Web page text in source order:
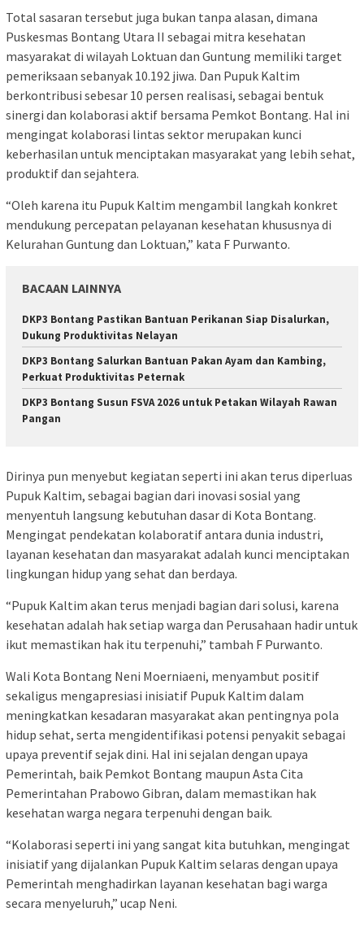
Total sasaran tersebut juga bukan tanpa alasan, dimana
Puskesmas Bontang Utara II sebagai mitra kesehatan
masyarakat di wilayah Loktuan dan Guntung memiliki target
pemeriksaan sebanyak 10.192 jiwa. Dan Pupuk Kaltim
berkontribusi sebesar 10 persen realisasi, sebagai bentuk
sinergi dan kolaborasi aktif bersama Pemkot Bontang. Hal ini
mengingat kolaborasi lintas sektor merupakan kunci
keberhasilan untuk menciptakan masyarakat yang lebih sehat,
produktif dan sejahtera.
“Oleh karena itu Pupuk Kaltim mengambil langkah konkret
mendukung percepatan pelayanan kesehatan khususnya di
Kelurahan Guntung dan Loktuan,” kata F Purwanto.
BACAAN LAINNYA
DKP3 Bontang Pastikan Bantuan Perikanan Siap Disalurkan,
Dukung Produktivitas Nelayan
DKP3 Bontang Salurkan Bantuan Pakan Ayam dan Kambing,
Perkuat Produktivitas Peternak
DKP3 Bontang Susun FSVA 2026 untuk Petakan Wilayah Rawan
Pangan
Dirinya pun menyebut kegiatan seperti ini akan terus diperluas
Pupuk Kaltim, sebagai bagian dari inovasi sosial yang
menyentuh langsung kebutuhan dasar di Kota Bontang.
Mengingat pendekatan kolaboratif antara dunia industri,
layanan kesehatan dan masyarakat adalah kunci menciptakan
lingkungan hidup yang sehat dan berdaya.
“Pupuk Kaltim akan terus menjadi bagian dari solusi, karena
kesehatan adalah hak setiap warga dan Perusahaan hadir untuk
ikut memastikan hak itu terpenuhi,” tambah F Purwanto.
Wali Kota Bontang Neni Moerniaeni, menyambut positif
sekaligus mengapresiasi inisiatif Pupuk Kaltim dalam
meningkatkan kesadaran masyarakat akan pentingnya pola
hidup sehat, serta mengidentifikasi potensi penyakit sebagai
upaya preventif sejak dini. Hal ini sejalan dengan upaya
Pemerintah, baik Pemkot Bontang maupun Asta Cita
Pemerintahan Prabowo Gibran, dalam memastikan hak
kesehatan warga negara terpenuhi dengan baik.
“Kolaborasi seperti ini yang sangat kita butuhkan, mengingat
inisiatif yang dijalankan Pupuk Kaltim selaras dengan upaya
Pemerintah menghadirkan layanan kesehatan bagi warga
secara menyeluruh,” ucap Neni.